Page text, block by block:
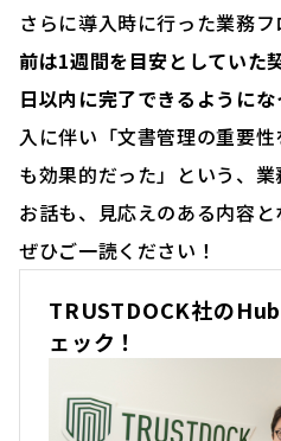
さらに導入時に行った業務
前は1週間を目安としていた
日以内に完了できるようにな
入に伴い「文書管理の重要
も効果的だった」という、
お話も、見応えのある内容と
ぜひご一読ください！
TRUSTDOCK社の
ェック！